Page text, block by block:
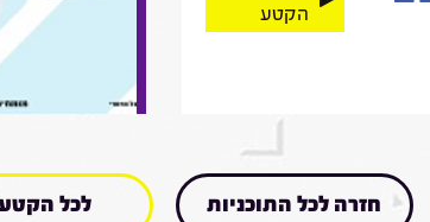
הקטע
חזרה לכל התוכניות לכל